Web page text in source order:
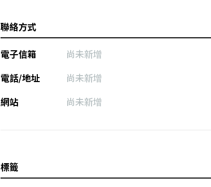
聯絡方式
電子信箱
尚未新增
電話/地址
尚未新增
網站
尚未新增
標籤